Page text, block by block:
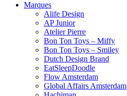
Marques
Alife Design
AP Junior
Atelier Pierre
Bon Ton Toys – Miffy
Bon Ton Toys – Smiley
Dutch Design Brand
EatSleepDoodle
Flow Amsterdam
Global Affairs Amsterdam